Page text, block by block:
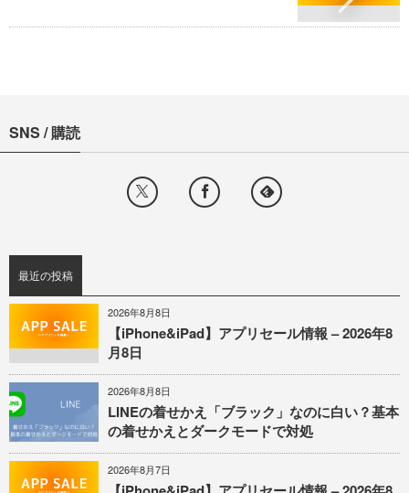
SNS / 購読
最近の投稿
2026年8月8日
【iPhone&iPad】アプリセール情報 – 2026年8
月8日
2026年8月8日
LINEの着せかえ「ブラック」なのに白い？基本
の着せかえとダークモードで対処
2026年8月7日